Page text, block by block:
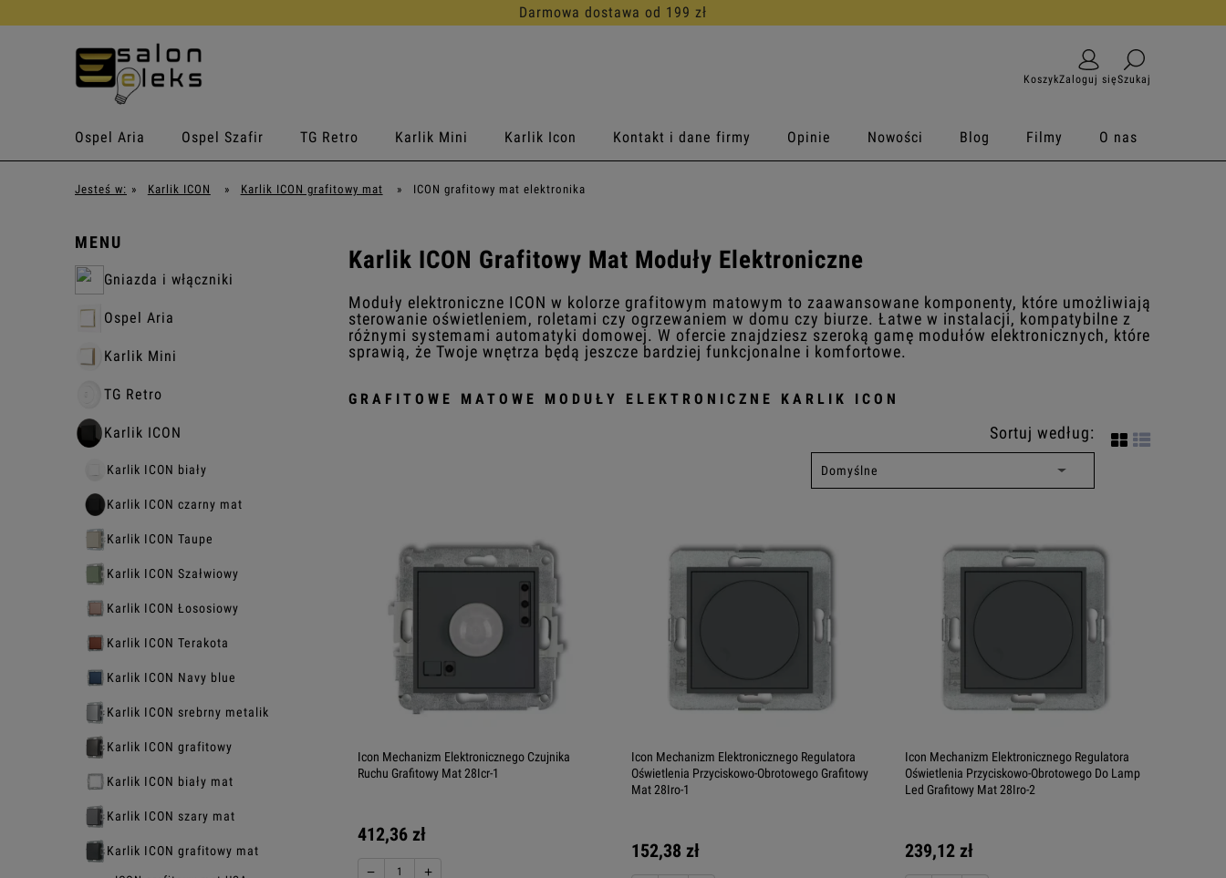
30 dni na darmowy zwrot
KoszykZaloguj sięSzukaj
Ospel Aria Ospel Szafir TG Retro Karlik Mini Karlik Icon Kontakt i dane firmy Opinie Nowości Blog Filmy O nas
Jesteś w: » Karlik ICON » Karlik ICON grafitowy mat » ICON grafitowy mat elektronika
MENU
Gniazda i włączniki
Ospel Aria
Karlik Mini
TG Retro
Karlik ICON
Karlik ICON biały
Karlik ICON czarny mat
Karlik ICON Taupe
Karlik ICON Szałwiowy
Karlik ICON Łososiowy
Karlik ICON Terakota
Karlik ICON Navy blue
Karlik ICON srebrny metalik
Karlik ICON grafitowy
Karlik ICON biały mat
Karlik ICON szary mat
Karlik ICON grafitowy mat
Karlik ICON Grafitowy Mat Moduły Elektroniczne
Moduły elektroniczne ICON w kolorze grafitowym matowym to zaawansowane komponenty, które umożliwiają
sterowanie oświetleniem, roletami czy ogrzewaniem w domu czy biurze. Łatwe w instalacji, kompatybilne z
różnymi systemami automatyki domowej. W ofercie znajdziesz szeroką gamę modułów elektronicznych, które
sprawią, że Twoje wnętrza będą jeszcze bardziej funkcjonalne i komfortowe.
GRAFITOWE MATOWE MODUŁY ELEKTRONICZNE KARLIK ICON
Sortuj według:
Icon Mechanizm Elektronicznego Czujnika
Ruchu Grafitowy Mat 28Icr-1
412,36 zł
− +
Icon Mechanizm Elektronicznego Regulatora
Oświetlenia Przyciskowo-Obrotowego Grafitowy
Mat 28Iro-1
152,38 zł
Icon Mechanizm Elektronicznego Regulatora
Oświetlenia Przyciskowo-Obrotowego Do Lamp
Led Grafitowy Mat 28Iro-2
239,12 zł